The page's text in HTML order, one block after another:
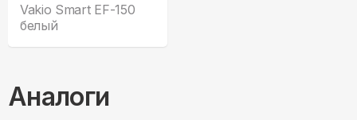
Vakio Smart EF-150
белый
Аналоги